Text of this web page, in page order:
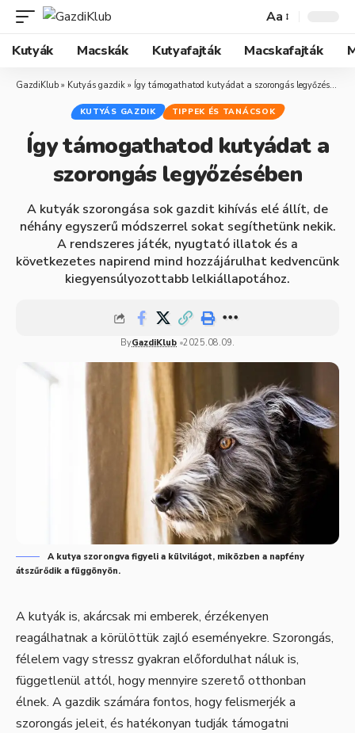
Aa
Kutyák
Macskák Kutyafajták Macskafajták
GazdiKlub » Kutyás gazdik » Így támogathatod kutyádat a szorongás legyőzésében
KUTYÁS GAZDIK TIPPEK ÉS TANÁCSOK
Így támogathatod kutyádat a
szorongás legyőzésében
A kutyák szorongása sok gazdit kihívás elé állít, de
néhány egyszerű módszerrel sokat segíthetünk nekik.
A rendszeres játék, nyugtató illatok és a
következetes napirend mind hozzájárulhat kedvencünk
kiegyensúlyozottabb lelkiállapotához.
ByGazdiKlub 2025.08.09.
A kutya szorongva figyeli a külvilágot, miközben a napfény
átszűrődik a függönyön.
A kutyák is, akárcsak mi emberek, érzékenyen
reagálhatnak a körülöttük zajló eseményekre. Szorongás,
félelem vagy stressz gyakran előfordulhat náluk is,
függetlenül attól, hogy mennyire szerető otthonban
élnek. A gazdik számára fontos, hogy felismerjék a
szorongás jeleit, és hatékonyan tudják támogatni